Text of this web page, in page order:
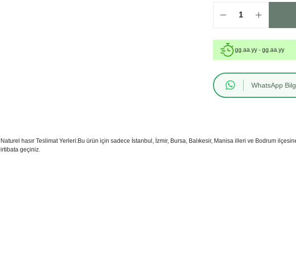
gg.aa.yy - gg.aa.yy
WhatsApp
Naturel hasır Teslimat Yerleri:Bu ürün için sadece İstanbul, İzmir, Bursa, Balıkesir, Manisa illeri ve Bodrum
irtibata geçiniz.